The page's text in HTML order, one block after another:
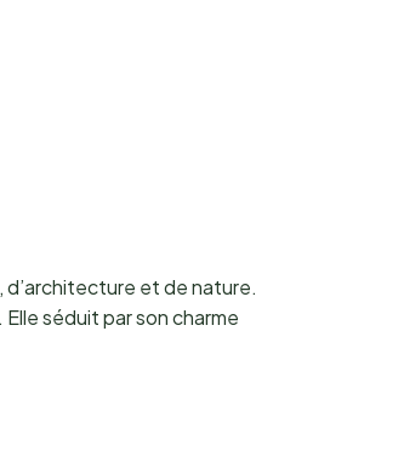
et de nature.
séduit par son charme